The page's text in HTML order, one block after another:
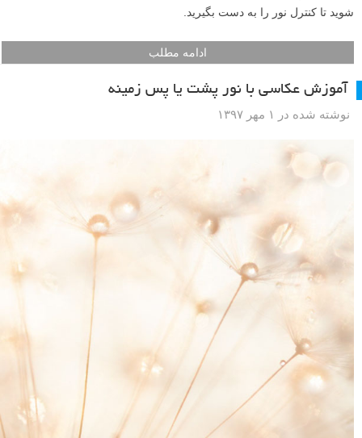
شوید تا کنترل نور را به دست بگیرید.
ادامه مطلب
آموزش عکاسی با نور پشت یا پس زمینه
نوشته شده در ۱ مهر ۱۳۹۷